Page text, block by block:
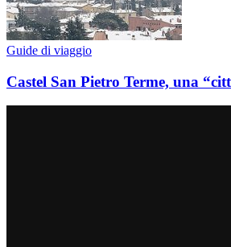
Guide di viaggio
Castel San Pietro Terme, una